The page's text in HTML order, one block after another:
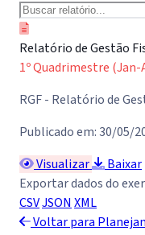
Relatório de Gestão
1º Quadrimestre (Jan-
RGF - Relatório de
Publicado em: 30/05/
Visualizar
Baixar
Exportar dados do
CSVJSON XML
Voltar para